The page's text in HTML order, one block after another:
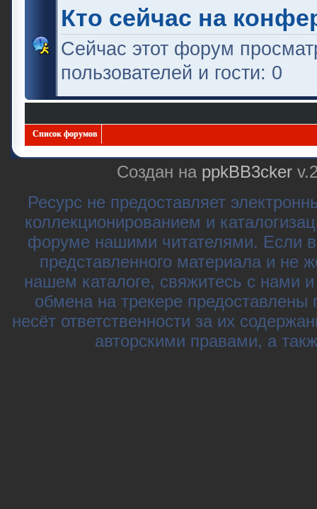
Кто сейчас на
Сейчас этот форум
пользователей и гости: 0
Список форумов
Создан на ppkBB3cker
Ресурс не предоставляет
коллекционированием и
форуме нашими читателями. Если
представленного материала и не
нашем каталоге, свяжитесь с нами
обмена на трекере
несёт ответственности за их
авторскими правами, а